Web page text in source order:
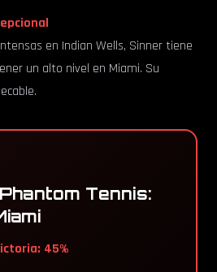
en Indian Wells, Sinner tiene
un alto nivel en Miami. Su
Tennis:
45%